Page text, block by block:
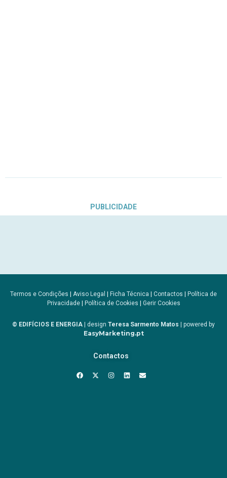
PUBLICIDADE
Termos e Condições | Aviso Legal | Ficha Técnica | Contactos | Política de
Privacidade| Política de Cookies | Gerir Cookies
© EDIFÍCIOS E ENERGIA | design Teresa Sarmento Matos | powered by
EasyMarketing.pt
Contactos